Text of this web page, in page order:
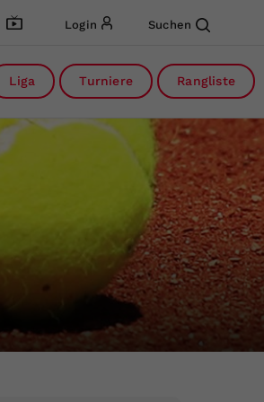
Login Suchen
Liga Turniere Rangliste